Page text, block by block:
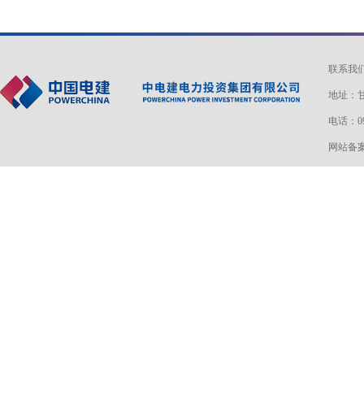
联系我
地址：
电话：
网站备